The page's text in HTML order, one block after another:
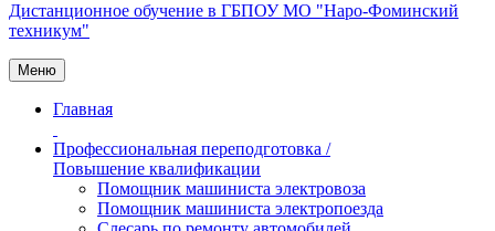
Дистанционное обучение в ГБПОУ МО "Наро-Фоминский
техникум"
Меню
Главная
Профессиональная переподготовка /
Повышение квалификации
Помощник машиниста электровоза
Помощник машиниста электропоезда